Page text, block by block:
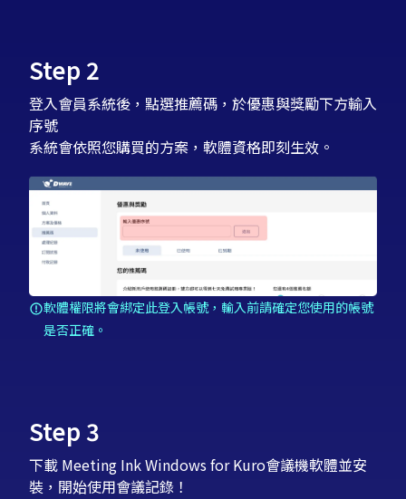
Step 2
登入會員系統後，點選推薦碼，於優惠與獎勵下方輸入
序號
系統會依照您購買的方案，軟體資格即刻生效。
軟體權限將會綁定此登入帳號，輸入前請確定您使用的帳號
是否正確。
Step 3
下載 Meeting Ink Windows for Kuro會議機軟體並安
裝，開始使用會議記錄！